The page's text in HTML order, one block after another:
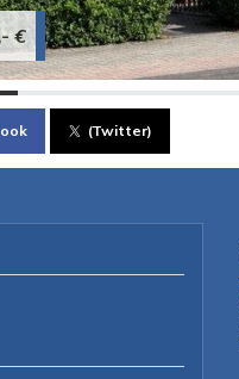
€
(Twitter)